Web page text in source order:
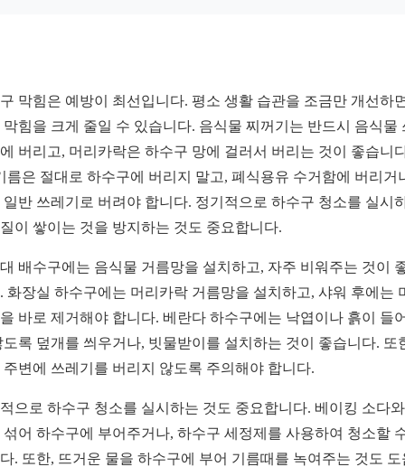
막힘은 예방이 최선입니다. 평소 생활 습관을 조금만 개선하
막힘을 크게 줄일 수 있습니다. 음식물 찌꺼기는 반드시 음식물
버리고, 머리카락은 하수구 망에 걸러서 버리는 것이 좋습니
름은 절대로 하수구에 버리지 말고, 폐식용유 수거함에 버리거
일반 쓰레기로 버려야 합니다. 정기적으로 하수구 청소를 실시
이 쌓이는 것을 방지하는 것도 중요합니다.
배수구에는 음식물 거름망을 설치하고, 자주 비워주는 것이
화장실 하수구에는 머리카락 거름망을 설치하고, 샤워 후에는
바로 제거해야 합니다. 베란다 하수구에는 낙엽이나 흙이 들
도록 덮개를 씌우거나, 빗물받이를 설치하는 것이 좋습니다. 또
주변에 쓰레기를 버리지 않도록 주의해야 합니다.
으로 하수구 청소를 실시하는 것도 중요합니다. 베이킹 소다
섞어 하수구에 부어주거나, 하수구 세정제를 사용하여 청소할
. 또한, 뜨거운 물을 하수구에 부어 기름때를 녹여주는 것도 도